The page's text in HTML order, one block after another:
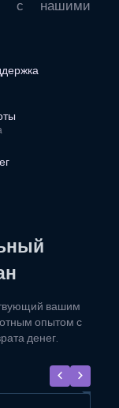
с нашими
вашим
опытом с
денег.